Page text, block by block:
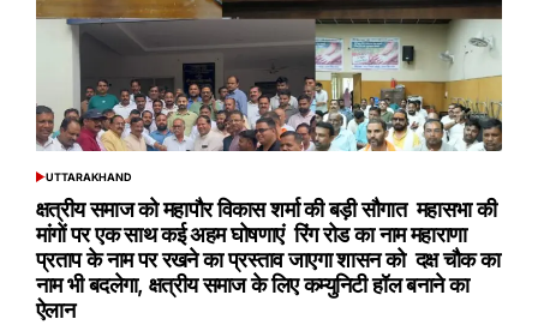
POSTED
UTTARAKHAND
क्षत्रीय समाज को महापौर विकास शर्मा की बड़ी सौगात महासभा की
मांगों पर एक साथ कई अहम घोषणाएं रिंग रोड का नाम महाराणा
प्रताप के नाम पर रखने का प्रस्ताव जाएगा शासन को दक्ष चौक का
नाम भी बदलेगा, क्षत्रीय समाज के लिए कम्युनिटी हॉल बनाने का
ऐलान